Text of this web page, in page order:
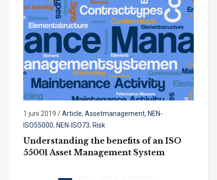
1 juni 2019 /Article, Assetmanagement, NEN-
ISO55000, NEN-ISO73, Risk
Understanding the benefits of an ISO
55001 Asset Management System